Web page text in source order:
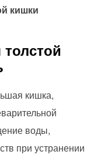
кишки
кишка,
воды,
при устранении